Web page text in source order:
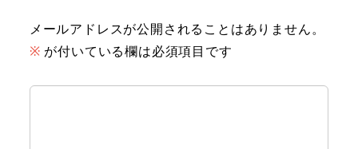
メールアドレスが公開されることはありません。
※ が付いている欄は必須項目です